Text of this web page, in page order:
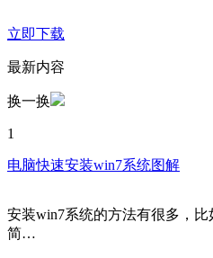
立即下载
最新内容
换一换
1
电脑快速安装win7系统图解
安装win7系统的方法有很多，
简…